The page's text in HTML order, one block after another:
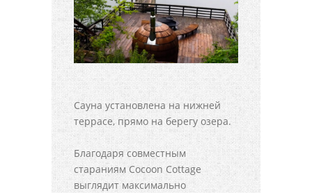
Сауна установлена на нижней
террасе, прямо на берегу озера.
Благодаря совместным
стараниям Cocoon Cottage
выглядит максимально